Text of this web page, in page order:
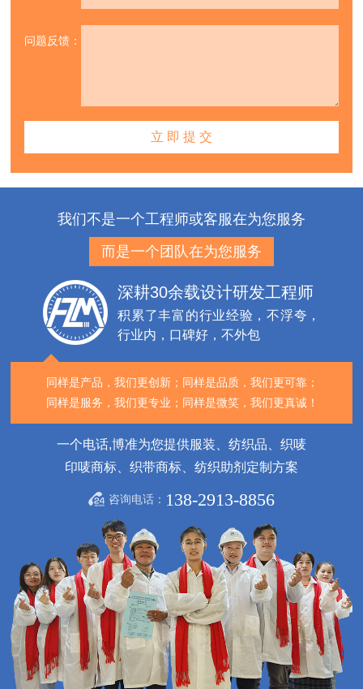
问题反馈：
我们不是一个工程师或客服在为您服务
而是一个团队在为您服务
深耕30余载设计研发工程师
积累了丰富的行业经验，不浮夸，
行业内，口碑好，不外包
同样是产品，我们更创新； 同样是品质，我们更可靠；
同样是服务，我们更专业； 同样是微笑，我们更真诚！
一个电话,博准为您提供服装、纺织品、织唛
印唛商标、织带商标、纺织助剂定制方案
咨询电话： 138-2913-8856